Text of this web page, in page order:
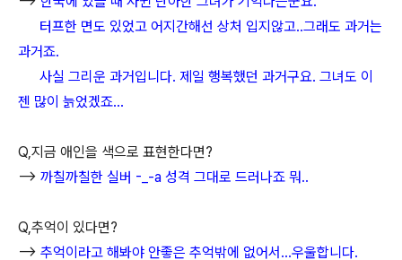
터프한 면도 있었고 어지간해선 상처 입지않고..그래도 과거는
과거죠.
사실 그리운 과거입니다. 제일 행복했던 과거구요. 그녀도 이
젠 많이 늙었겠죠...
Q,지금 애인을 색으로 표현한다면?
--> 까칠까칠한 실버 -_-a 성격 그대로 드러나죠 뭐..
Q,추억이 있다면?
--> 추억이라고 해봐야 안좋은 추억밖에 없어서...우울합니다.